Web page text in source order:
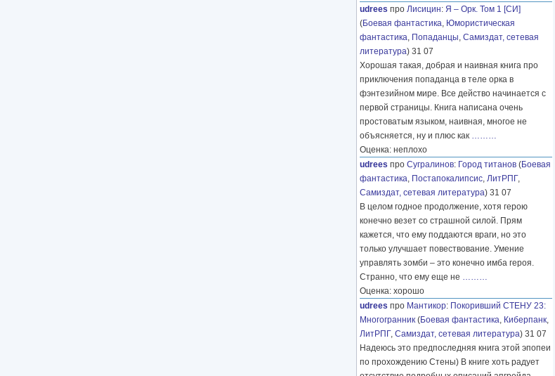
udrees про Лисицин: Я – Орк. Том 1 [СИ]
(Боевая фантастика, Юмористическая
фантастика, Попаданцы, Самиздат, сетевая
литература) 31 07
Хорошая такая, добрая и наивная книга про
приключения попаданца в теле орка в
фэнтезийном мире. Все действо начинается с
первой страницы. Книга написана очень
простоватым языком, наивная, многое не
объясняется, ну и плюс как ………
Оценка: неплохо
udrees про Сугралинов: Город титанов (Боевая
фантастика, Постапокалипсис, ЛитРПГ,
Самиздат, сетевая литература) 31 07
В целом годное продолжение, хотя герою
конечно везет со страшной силой. Прям
кажется, что ему поддаются враги, но это
только улучшает повествование. Умение
управлять зомби – это конечно имба героя.
Странно, что ему еще не ………
Оценка: хорошо
udrees про Мантикор: Покоривший СТЕНУ 23:
Многогранник (Боевая фантастика, Киберпанк,
ЛитРПГ, Самиздат, сетевая литература) 31 07
Надеюсь это предпоследняя книга этой эпопеи
по прохождению Стены) В книге хоть радует